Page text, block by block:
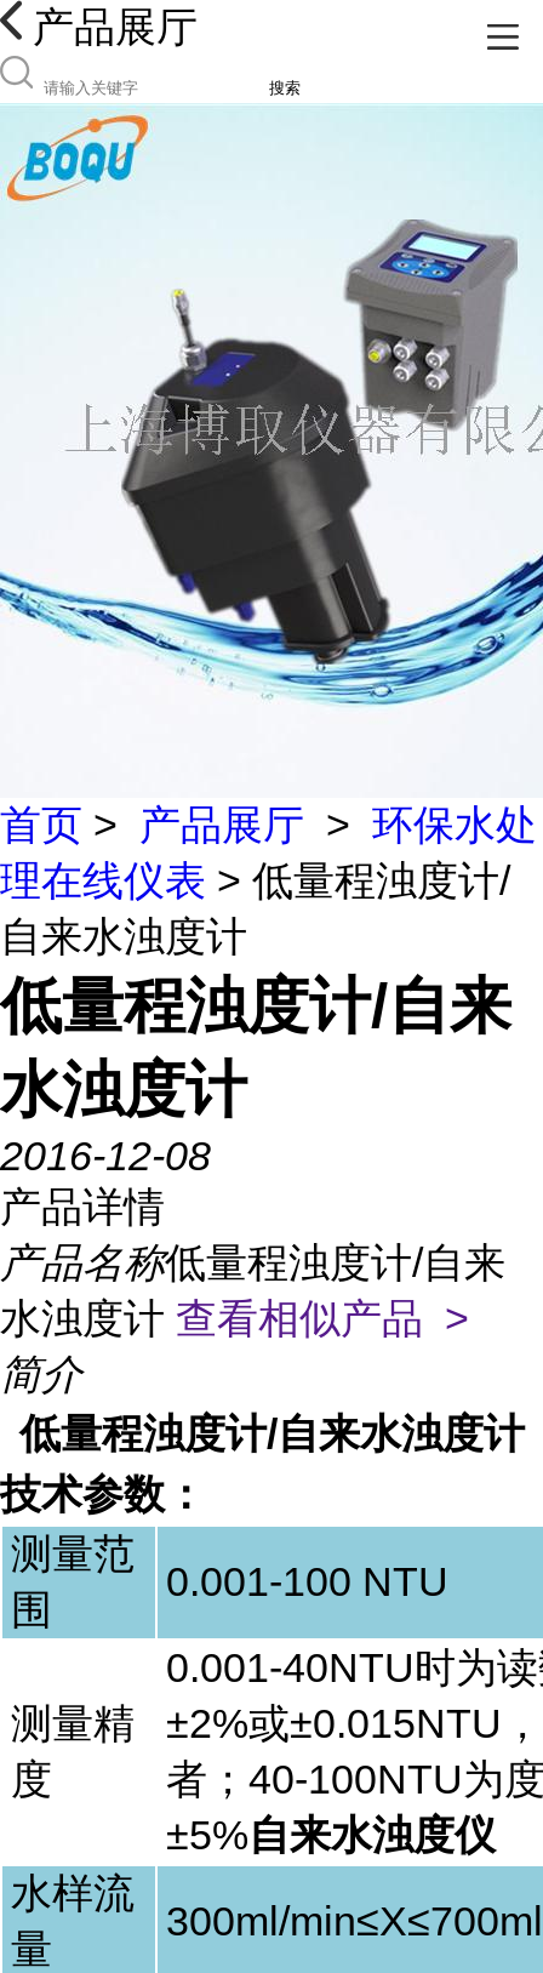
产品展厅
搜索
首页 > 产品展厅 > 环保水处
理在线仪表 > 低量程浊度计/
自来水浊度计
低量程浊度计/自来
水浊度计
2016-12-08
产品详情
产品名称低量程浊度计/自来
水浊度计 查看相似产品 >
简介
低量程浊度计/自来水浊度计
技术参数：
测量范
围
0.001-100 NTU
测量精
度
0.001-40NTU时为
±2%或±0.015NTU
者； 40-100NTU为
±5%自来水浊度仪
水样流
量
300ml/min≤X≤